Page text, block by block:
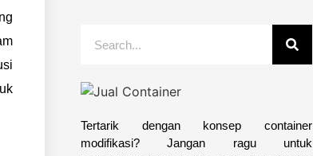
Tertarik dengan konsep container
modifikasi? Jangan ragu untuk